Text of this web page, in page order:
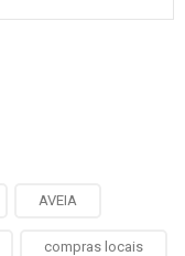
AVEIA
compras locais